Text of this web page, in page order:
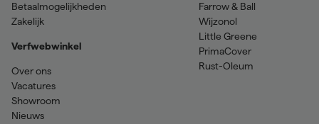
Betaalmogelijkheden
Zakelijk
Verfwebwinkel
Over ons
Vacatures
Showroom
Nieuws
Farrow & Ball
Wijzonol
Little Greene
PrimaCover
Rust-Oleum